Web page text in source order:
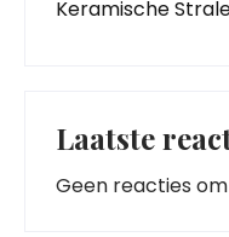
Keramische
Laatste
Geen reacties